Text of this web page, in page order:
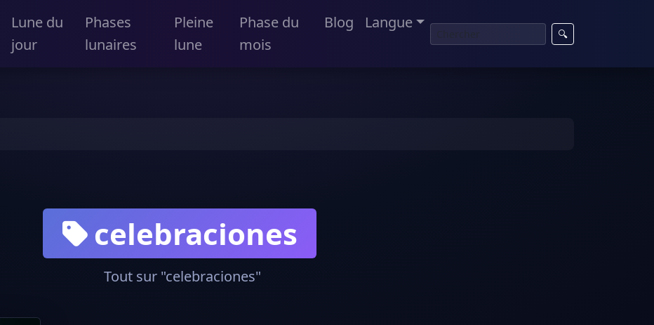
Lune du
jour
Phases
lunaires
Pleine
lune
Phase du
mois
Blog Langue
🔍
celebraciones
Tout sur "celebraciones"